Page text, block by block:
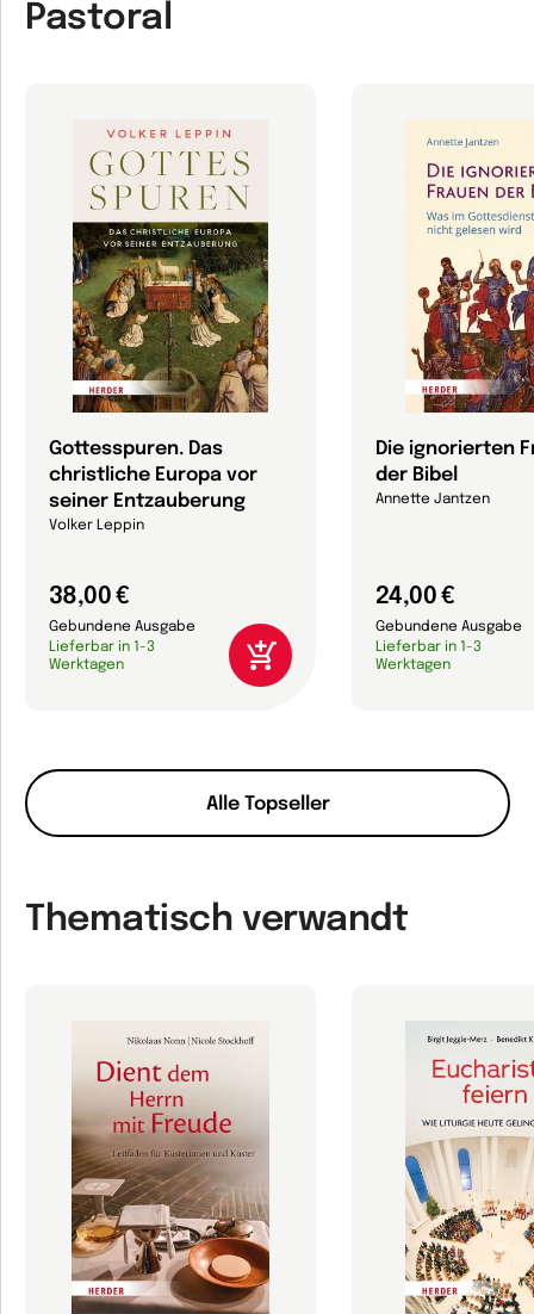
Pastoral
Alle Topseller
Gottesspuren. Das
christliche Europa vor
seiner Entzauberung
Volker Leppin
38,00 €
Gebundene Ausgabe
Lieferbar in 1-3
Werktagen
Die ignorierten
der Bibel
Annette Jantzen
24,00 €
Gebundene Ausgabe
Lieferbar in 1-3
Werktagen
Thematisch verwandt